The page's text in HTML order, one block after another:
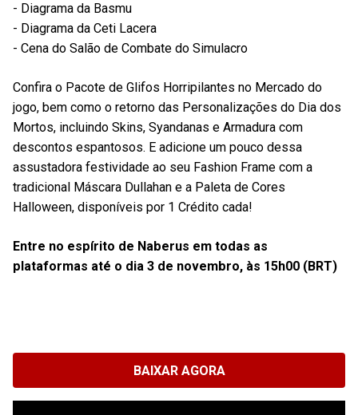
- Diagrama da Basmu
- Diagrama da Ceti Lacera
- Cena do Salão de Combate do Simulacro
Confira o Pacote de Glifos Horripilantes no Mercado do
jogo, bem como o retorno das Personalizações do Dia dos
Mortos, incluindo Skins, Syandanas e Armadura com
descontos espantosos. E adicione um pouco dessa
assustadora festividade ao seu Fashion Frame com a
tradicional Máscara Dullahan e a Paleta de Cores
Halloween, disponíveis por 1 Crédito cada!
Entre no espírito de Naberus em todas as
plataformas até o dia 3 de novembro, às 15h00 (BRT)
BAIXAR AGORA